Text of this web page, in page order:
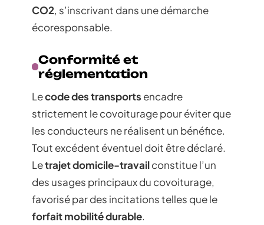
CO2, s’inscrivant dans une démarche
écoresponsable.
Conformité et
réglementation
Lecode des transports encadre
strictement le covoiturage pour éviter que
les conducteurs ne réalisent un bénéfice.
Tout excédent éventuel doit être déclaré.
Letrajet domicile-travailconstitue l’un
des usages principaux du covoiturage,
favorisé par des incitations telles que le
forfait mobilité durable.